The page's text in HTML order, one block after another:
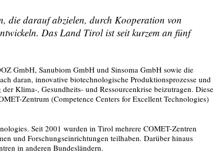
die darauf abzielen, durch Kooperation von
Das Land Tirol ist seit kurzem an fünf
GmbH, Sanubiom GmbH und Sinsoma GmbH sowie die
daran, innovative biotechnologische Produktionsprozesse und
Klima-, Gesundheits- und Ressourcenkrise beizutragen. Diese
Zentrum (Competence Centers for Excellent Technologies)
Seit 2001 wurden in Tirol mehrere COMET-Zentren
und Forschungseinrichtungen teilhaben. Darüber hinaus
in anderen Bundesländern.